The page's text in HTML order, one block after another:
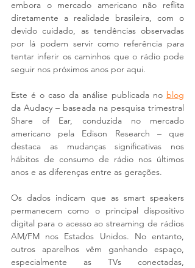
embora o mercado americano não reflita
diretamente a realidade brasileira, com o
devido cuidado, as tendências observadas
por lá podem servir como referência para
tentar inferir os caminhos que o rádio pode
seguir nos próximos anos por aqui.
Este é o caso da análise publicada no blog
da Audacy – baseada na pesquisa trimestral
Share of Ear, conduzida no mercado
americano pela Edison Research – que
destaca as mudanças significativas nos
hábitos de consumo de rádio nos últimos
anos e as diferenças entre as gerações.
Os dados indicam que as smart speakers
permanecem como o principal dispositivo
digital para o acesso ao streaming de rádios
AM/FM nos Estados Unidos. No entanto,
outros aparelhos vêm ganhando espaço,
especialmente as TVs conectadas,